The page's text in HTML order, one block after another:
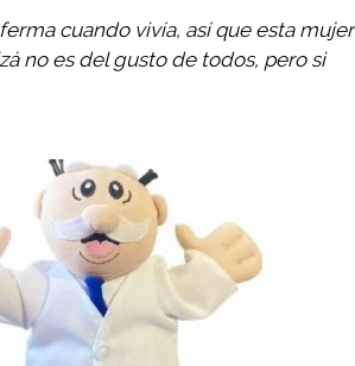
cuando vivía, así que esta mujer
no es del gusto de todos, pero si